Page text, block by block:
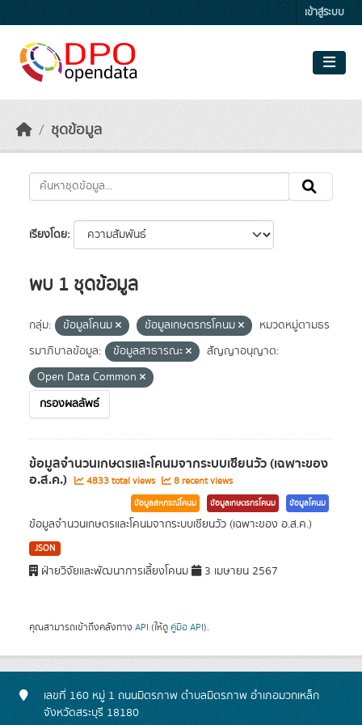
เข้าสู่ระบบ
ชุดข้อมูล
เรียงโดย
พบ 1 ชุดข้อมูล
กลุ่ม: ข้อมูลโคนม ข้อมูลเกษตรกรโคนม
หมวดหมู่ตามธร
รมาภิบาลข้อมูล:
ข้อมูลสาธารณะ
สัญญาอนุญาต:
Open Data Common
กรองผลลัพธ์
ข้อมูลจำนวนเกษตรและโคนมจากระบบเซียนวัว (เฉพาะของ
อ.ส.ค.) 4833 total views 8 recent views
ข้อมูลสหกรณ์โคนม ข้อมูลเกษตรกรโคนม ข้อมูลโคนม
ข้อมูลจำนวนเกษตรและโคนมจากระบบเซียนวัว (เฉพาะของ อ.ส.ค.)
JSON
ฝ่ายวิจัยและพัฒนาการเลี้ยงโคนม 3 เมษายน 2567
คุณสามารถเข้าถึงคลังทาง API (ให้ดู คู่มือ API).
เลขที่ 160 หมู่ 1 ถนนมิตรภาพ ตำบลมิตรภาพ อำเภอมวกเหล็ก
จังหวัดสระบุรี 18180